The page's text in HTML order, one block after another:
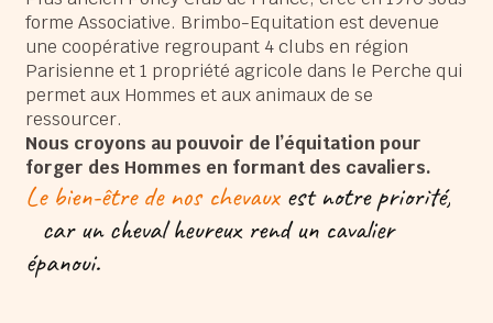
forme Associative. Brimbo-Equitation est devenue
une coopérative regroupant 4 clubs en région
Parisienne et 1 propriété agricole dans le Perche qui
permet aux Hommes et aux animaux de se
ressourcer.
Nous croyons au pouvoir de l’équitation pour
forger des Hommes en formant des cavaliers.
Le bien-être de nos chevauxest notre priorité,
car un cheval heureux rend un cavalier
épanoui.